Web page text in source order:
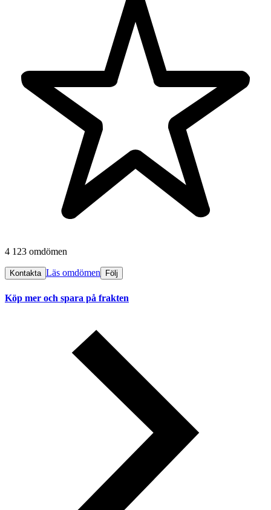
4 123 omdömen
Kontakta Läs omdömen Följ
Köp mer och spara på frakten